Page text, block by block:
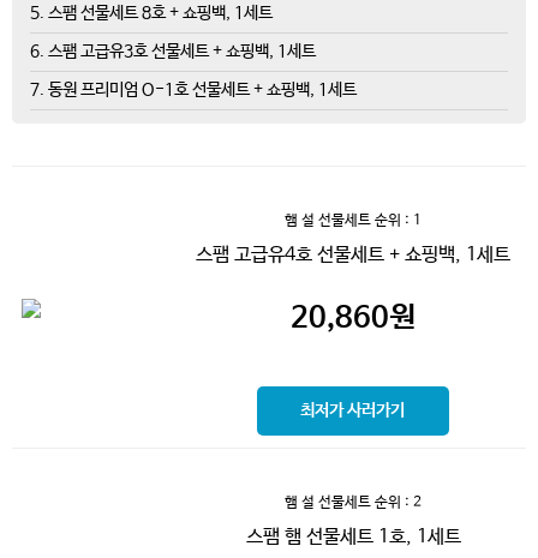
5. 스팸 선물세트 8호 + 쇼핑백, 1세트
6. 스팸 고급유3호 선물세트 + 쇼핑백, 1세트
7. 동원 프리미엄 O-1호 선물세트 + 쇼핑백, 1세트
햄 설 선물세트 순위 : 1
스팸 고급유4호 선물세트 + 쇼핑백, 1세트
20,860원
최저가 사러가기
햄 설 선물세트 순위 : 2
스팸 햄 선물세트 1호, 1세트